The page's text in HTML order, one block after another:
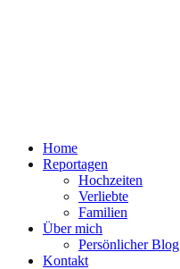
Home
Reportagen
Hochzeiten
Verliebte
Familien
Über mich
Persönlicher Blog
Kontakt